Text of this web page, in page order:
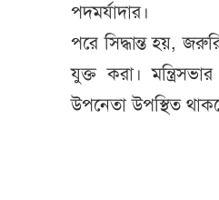
পদমর্যাদার।
পরে সিদ্ধান্ত হয়,
যুক্ত করা।
উপনেতা উপস্থিত